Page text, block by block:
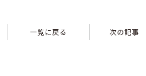
一覧に戻る 次の記事